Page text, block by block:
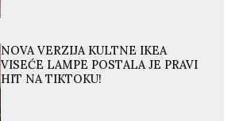
NOVA VERZIJA KULTNE IKEA
VISEĆE LAMPE POSTALA JE PRAVI
HIT NA TIKTOKU!